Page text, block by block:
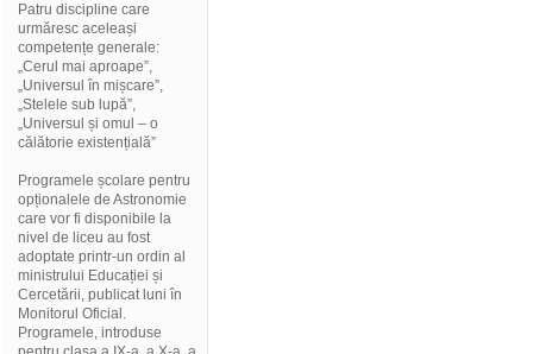
Patru discipline care
urmăresc aceleași
competențe generale:
„Cerul mai aproape”,
„Universul în mișcare”,
„Stelele sub lupă”,
„Universul și omul – o
călătorie existențială”
Programele școlare pentru
opționalele de Astronomie
care vor fi disponibile la
nivel de liceu au fost
adoptate printr-un ordin al
ministrului Educației și
Cercetării, publicat luni în
Monitorul Oficial.
Programele, introduse